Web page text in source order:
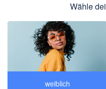
Wähle
weiblich